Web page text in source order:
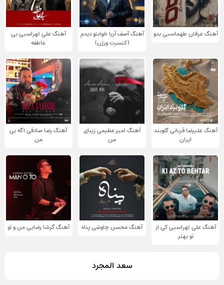
آهنگ عرفان طهماسبی بدو
آهنگ آصف آریا خوابتو دیدم
(کنسرت ورژن)
آهنگ علی لهراسبی بی
عاطفه
آهنگ علیرضا قربانی گلوبند
ایران
آهنگ امیر عظیمی زیبای
من
آهنگ رضا صادقی اگه بی
من
آهنگ علی لهراسبی کی از
تو ‌بهتر
آهنگ محسن چاوشی پناه آهنگ گرشا رضایی من و تو
سعد المجرد